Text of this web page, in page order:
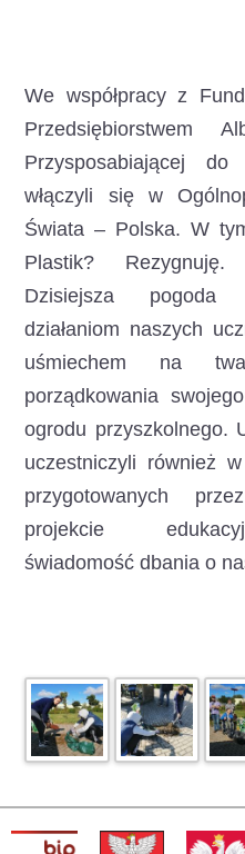
We współpracy z
Przedsiębiorstwem
Przysposabiającej
włączyli się w
Świata – Polska. W
Plastik? Rezygnuję.
Dzisiejsza pogoda
działaniom naszych
uśmiechem na
porządkowania
ogrodu przyszkolnego.
uczestniczyli również
przygotowanych
projekcie
świadomość dbania o